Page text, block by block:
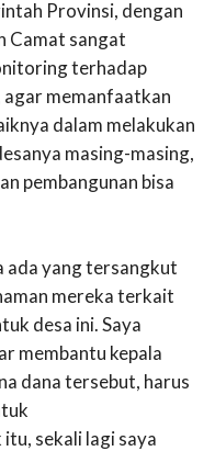
Provinsi, dengan
Camat sangat
terhadap
agar memanfaatkan
dalam melakukan
masing-masing,
pembangunan bisa
ada yang tersangkut
mereka terkait
desa ini. Saya
membantu kepala
dana tersebut, harus
sekali lagi saya